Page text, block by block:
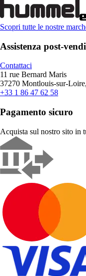
Scopri tutte le nostre
Assistenza post-
Contattaci
11 rue Bernard Maris
37270 Montlouis-sur-
+33 1 86 47 62 58
Pagamento sicuro
Acquista sul nostro sito in